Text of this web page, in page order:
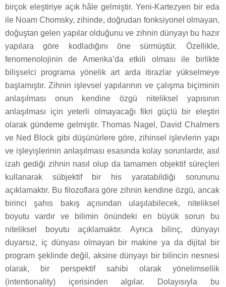
birçok eleştiriye açık hâle gelmiştir. Yeni-Kartezyen bir eda
ile Noam Chomsky, zihinde, doğrudan fonksiyonel olmayan,
doğuştan gelen yapılar olduğunu ve zihnin dünyayı bu hazır
yapılara göre kodladığını öne sürmüştür. Özellikle,
fenomenolojinin de Amerika’da etkili olması ile birlikte
bilişselci programa yönelik art arda itirazlar yükselmeye
başlamıştır. Zihnin işlevsel yapılarının ve çalışma biçiminin
anlaşılması onun kendine özgü niteliksel yapısının
anlaşılması için yeterli olmayacağı fikri güçlü bir eleştiri
olarak gündeme gelmiştir. Thomas Nagel, David Chalmers
ve Ned Block gibi düşünürlere göre, zihinsel işlevlerin yapı
ve işleyişlerinin anlaşılması esasında kolay sorunlardır, asıl
izah gediği zihnin nasıl olup da tamamen objektif süreçleri
kullanarak sübjektif bir his yaratabildiği sorununu
açıklamaktır. Bu filozoflara göre zihnin kendine özgü, ancak
birinci şahıs bakış açısından ulaşılabilecek, niteliksel
boyutu vardır ve bilimin önündeki en büyük sorun bu
niteliksel boyutu açıklamaktır. Ayrıca bilinç, dünyayı
duyarsız, iç dünyası olmayan bir makine ya da dijital bir
program şeklinde değil, aksine dünyayı bir bilincin nesnesi
olarak, bir perspektif sahibi olarak yönelimsellik
(intentionality) içerisinden algılar. Dolayısıyla bu